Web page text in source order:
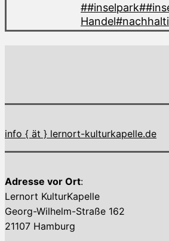
##inselpark
Handel
info { ät } lernort-kulturkapelle.de
Adresse vor Ort:
Lernort KulturKapelle
Georg-Wilhelm-Straße 162
21107 Hamburg